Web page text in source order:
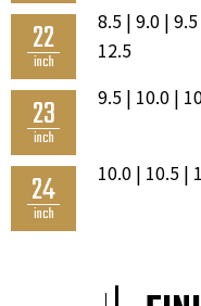
22
inch
8.5 | 9.0 |
12.5
23
inch
9.5 | 10.0 |
24
inch
10.0 | 10.5 |